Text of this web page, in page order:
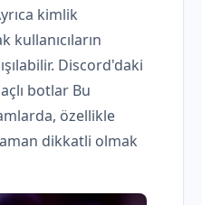
kimlik
kullanıcıların
Discord'daki
botlar Bu
özellikle
dikkatli olmak